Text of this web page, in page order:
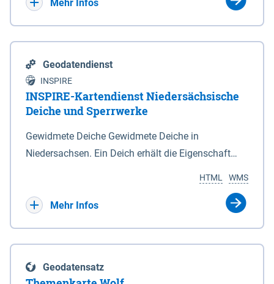
Mehr Infos
Geodatendienst
INSPIRE
INSPIRE-Kartendienst Niedersächsische
Deiche und Sperrwerke
Gewidmete Deiche Gewidmete Deiche in
Niedersachsen. Ein Deich erhält die Eigenschaft
Deichbehörde durch Verordnung ausspricht. Für
enthalten. Sperrwerke Sperrwerke sind Bauwerke
WMS
HTML
Mehr Infos
Geodatensatz